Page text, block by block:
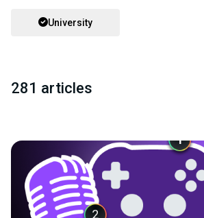
University
281 articles